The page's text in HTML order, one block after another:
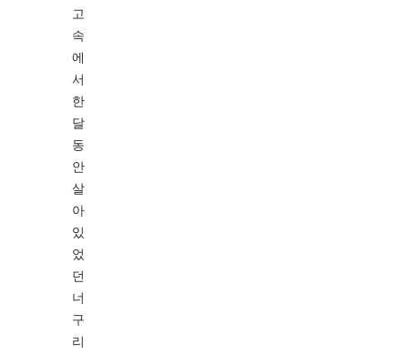
고
속
에
서
한
달
동
안
살
아
있
었
던
너
구
리